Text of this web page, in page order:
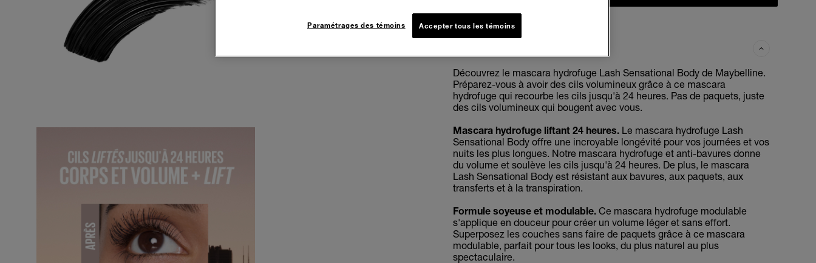
Découvrez le mascara hydrofuge Lash Sensational Body de Maybelline.
Préparez-vous à avoir des cils volumineux grâce à ce mascara
hydrofuge qui recourbe les cils jusqu'à 24 heures. Pas de paquets, juste
des cils volumineux qui bougent avec vous.
Mascara hydrofuge liftant 24 heures. Le mascara hydrofuge Lash
Sensational Body offre une incroyable longévité pour vos journées et vos
nuits les plus longues. Notre mascara hydrofuge et anti-bavures donne
du volume et soulève les cils jusqu'à 24 heures. De plus, le mascara
Lash Sensational Body est résistant aux bavures, aux paquets, aux
transferts et à la transpiration.
Formule soyeuse et modulable. Ce mascara hydrofuge modulable
s'applique en douceur pour créer un volume léger et sans effort.
Superposez les couches sans faire de paquets grâce à ce mascara
modulable, parfait pour tous les looks, du plus naturel au plus
spectaculaire.
Accepter tous les témoins
Paramétrages des témoins